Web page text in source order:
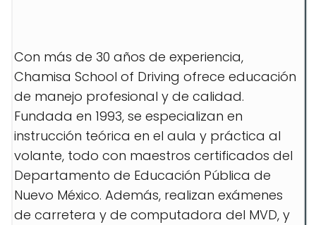
Con más de 30 años de experiencia,
Chamisa School of Driving ofrece educación
de manejo profesional y de calidad.
Fundada en 1993, se especializan en
instrucción teórica en el aula y práctica al
volante, todo con maestros certificados del
Departamento de Educación Pública de
Nuevo México. Además, realizan exámenes
de carretera y de computadora del MVD, y